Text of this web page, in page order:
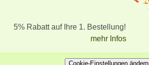
5% Rabatt auf Ihre 1. Bestellung!
mehr Infos
Cookie-Einstellungen ändern